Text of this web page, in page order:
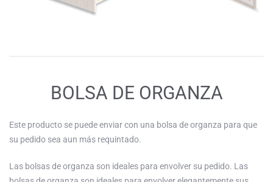
BOLSA DE ORGANZA
Este producto se puede enviar con una bolsa de organza para que
su pedido sea aun más requintado.
Las bolsas de organza son ideales para envolver su pedido. Las